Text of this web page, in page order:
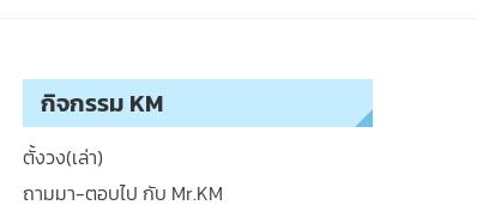
กิจกรรม KM
ตั้งวง(เล่า)
ถามมา-ตอบไป กับ Mr.KM